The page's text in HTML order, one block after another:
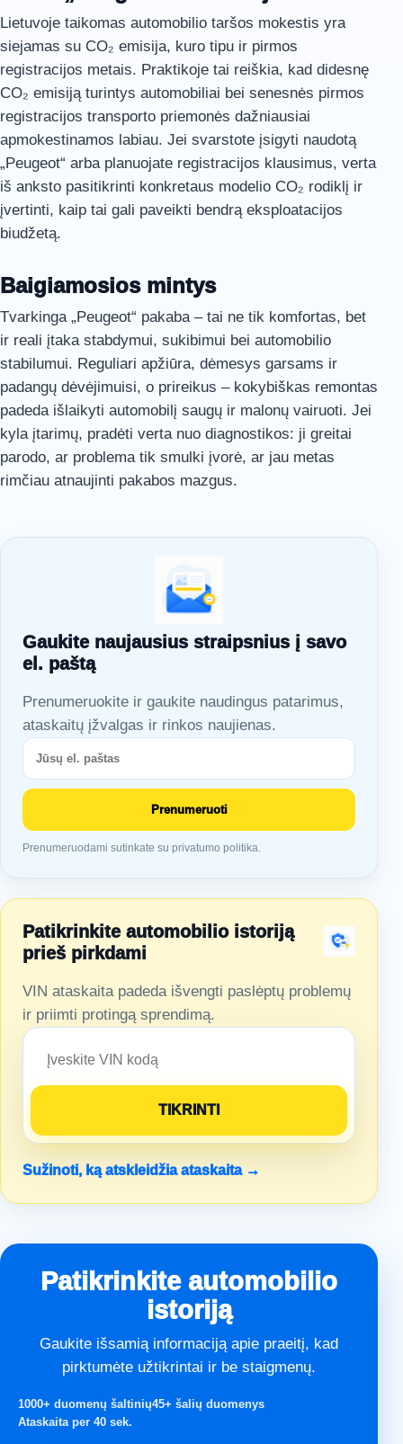
Lietuvoje taikomas automobilio taršos mokestis yra
siejamas su CO₂ emisija, kuro tipu ir pirmos
registracijos metais. Praktikoje tai reiškia, kad didesnę
CO₂ emisiją turintys automobiliai bei senesnės pirmos
registracijos transporto priemonės dažniausiai
apmokestinamos labiau. Jei svarstote įsigyti naudotą
„Peugeot“ arba planuojate registracijos klausimus, verta
iš anksto pasitikrinti konkretaus modelio CO₂ rodiklį ir
įvertinti, kaip tai gali paveikti bendrą eksploatacijos
biudžetą.
Baigiamosios mintys
Tvarkinga „Peugeot“ pakaba – tai ne tik komfortas, bet
ir reali įtaka stabdymui, sukibimui bei automobilio
stabilumui. Reguliari apžiūra, dėmesys garsams ir
padangų dėvėjimuisi, o prireikus – kokybiškas remontas
padeda išlaikyti automobilį saugų ir malonų vairuoti. Jei
kyla įtarimų, pradėti verta nuo diagnostikos: ji greitai
parodo, ar problema tik smulki įvorė, ar jau metas
rimčiau atnaujinti pakabos mazgus.
Gaukite naujausius straipsnius į savo
el. paštą
Prenumeruokite ir gaukite naudingus patarimus,
ataskaitų įžvalgas ir rinkos naujienas.
Prenumeruoti
Prenumeruodami sutinkate su privatumo politika.
Patikrinkite automobilio istoriją
prieš pirkdami
VIN ataskaita padeda išvengti paslėptų problemų
ir priimti protingą sprendimą.
Sužinoti, ką atskleidžia ataskaita →
Patikrinkite automobilio
istoriją
Gaukite išsamią informaciją apie praeitį, kad
pirktumėte užtikrintai ir be staigmenų.
1000+ duomenų šaltinių45+ šalių duomenys
Ataskaita per 40 sek.